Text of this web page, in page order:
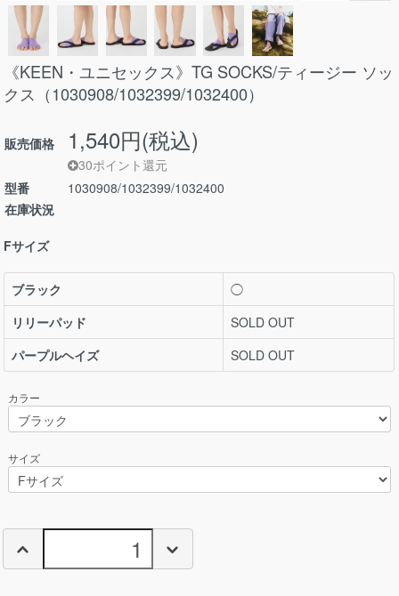
《KEEN・ユニセックス》TG SOCKS/ティージー ソッ
クス（1030908/1032399/1032400）
販売価格 1,540円(税込)
30ポイント還元
型番
1030908/1032399/1032400
在庫状況
Fサイズ
ブラック
◯
リリーパッド
SOLD OUT
パープルヘイズ
SOLD OUT
カラー
サイズ